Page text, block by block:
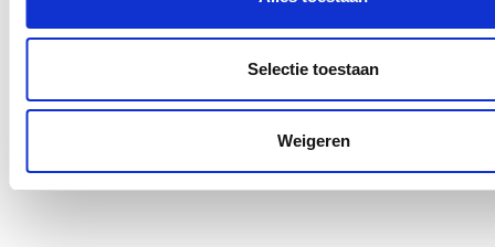
Selectie toestaan
Weigeren
Welke uitzendbureaus bemiddelen